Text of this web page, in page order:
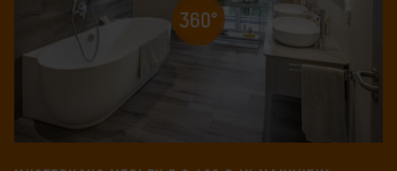
360°